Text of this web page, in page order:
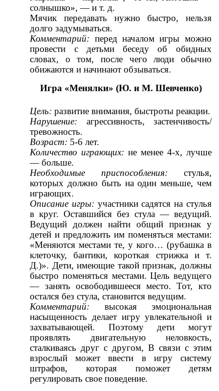
солнышко», — и т. д.
Мячик передавать нужно быстро, нельзя
долго задумываться.
Комментарий: перед началом игры можно
провести с детьми беседу об обидных
словах, о том, после чего люди обычно
обижаются и начинают обзываться.
Игра «Менялки» (Ю. и М. Шевченко)
Цель:развитие внимания, быстроты реакции.
Нарушение: агрессивность, застенчивость/
тревожность.
Возраст: 5-6 лет.
Количество играющих:не менее 4-х, лучше
— больше.
Необходимые приспособления: стулья,
которых должно быть на один меньше, чем
играющих.
Описание игры: участники садятся на стулья
в круг. Оставшийся без стула — ведущий.
Ведущий должен найти общий признак у
детей и предложить им поменяться местами:
«Меняются местами те, у кого… (рубашка в
клеточку, бантики, короткая стрижка и т.
Д.)». Дети, имеющие такой признак, должны
быстро поменяться местами. Цель ведущего
— занять освободившееся место. Тот, кто
остался без стула, становится ведущим.
Комментарий: высокая эмоциональная
насыщенность делает игру увлекательной и
захватывающей. Поэтому дети могут
проявлять двигательную неловкость,
сталкиваясь друг с другом, В связи с этим
взрослый может ввести в игру систему
штрафов, которая поможет детям
регулировать свое поведение.